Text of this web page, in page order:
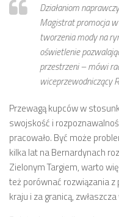
Budżet 2014
Budżet 2015
Budżet 2016
Projekty
Kodeks Dobrych Praktyk
Miejsca parkingowe
Patrol Rowerowy 2015
Plany zagospodarowania
Problemy Szyperska –
Działaniom
Magistrat promocja
tworzenia mody na
oświetlenie
przestrzeni – mówi
wiceprzewodniczący
Przewagą kupców w
swojskość i
pracowało. Być może
kilka lat na Bernardynach
Zielonym Targiem, warto
też porównać rozwiązania
kraju i za granicą,